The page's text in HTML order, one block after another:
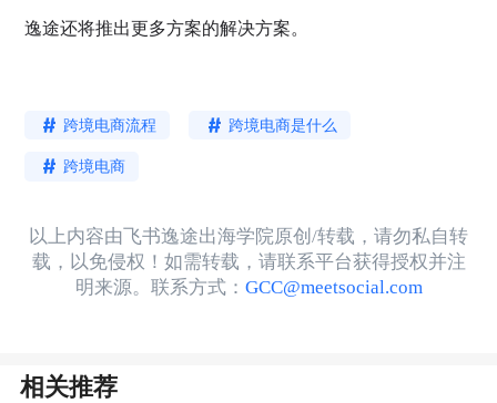
逸途还将推出更多方案的解决方案。
跨境电商流程 跨境电商是什么
跨境电商
以上内容由飞书逸途出海学院原创/转载，请勿私自转
载，以免侵权！如需转载，请联系平台获得授权并注
明来源。联系方式： GCC@meetsocial.com
相关推荐